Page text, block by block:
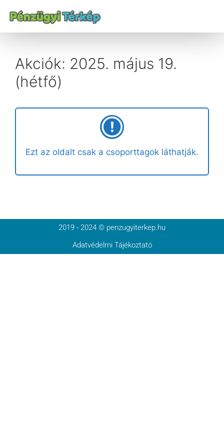
Akciók: 2025. május 19.
(hétfő)
Ezt az oldalt csak a csoporttagok láthatják.
2019 - 2024 © penzugyiterkep.hu
Adatvédelmi Tájékoztató